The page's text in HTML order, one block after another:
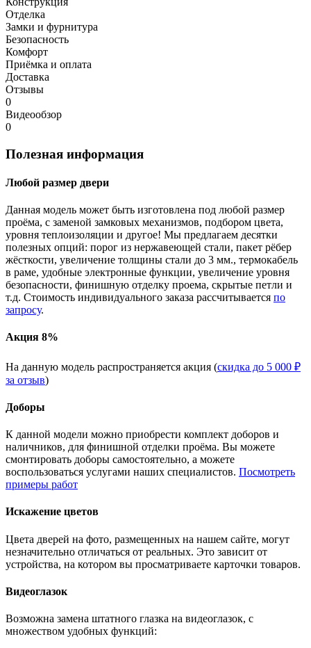
Отделка
Замки и фурнитура
Безопасность
Комфорт
Приёмка и оплата
Доставка
Отзывы
0
Видеообзор
0
Полезная информация
Любой размер двери
Данная модель может быть изготовлена под любой размер
проёма, с заменой замковых механизмов, подбором цвета,
уровня теплоизоляции и другое! Мы предлагаем десятки
полезных опций: порог из нержавеющей стали, пакет рёбер
жёсткости, увеличение толщины стали до 3 мм., термокабель
в раме, удобные электронные функции, увеличение уровня
безопасности, финишную отделку проема, скрытые петли и
т.д. Стоимость индивидуального заказа рассчитывается по
запросу.
Акция 8%
На данную модель распространяется акция (скидка до 5 000 ₽
за отзыв)
Доборы
К данной модели можно приобрести комплект доборов и
наличников, для финишной отделки проёма. Вы можете
смонтировать доборы самостоятельно, а можете
воспользоваться услугами наших специалистов. Посмотреть
примеры работ
Искажение цветов
Цвета дверей на фото, размещенных на нашем сайте, могут
незначительно отличаться от реальных. Это зависит от
устройства, на котором вы просматриваете карточки товаров.
Видеоглазок
Возможна замена штатного глазка на видеоглазок, с
множеством удобных функций: